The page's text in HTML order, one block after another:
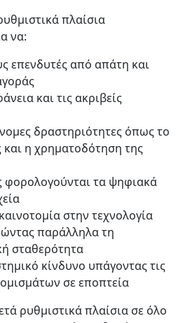
πλαίσια
να:
επενδυτές από απάτη και
και τις ακριβείς
δραστηριότητες όπως το
η χρηματοδότηση της
φορολογούνται τα ψηφιακά
στην τεχνολογία
παράλληλα τη
σταθερότητα
κίνδυνο υπάγοντας τις
σε εποπτεία
ρυθμιστικά πλαίσια σε όλο